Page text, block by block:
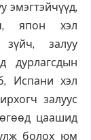
эмэгтэйчүүд,
япон хэл
залуу
дурлагсдын
Испани хэл
залуус
цаашид
болох юм